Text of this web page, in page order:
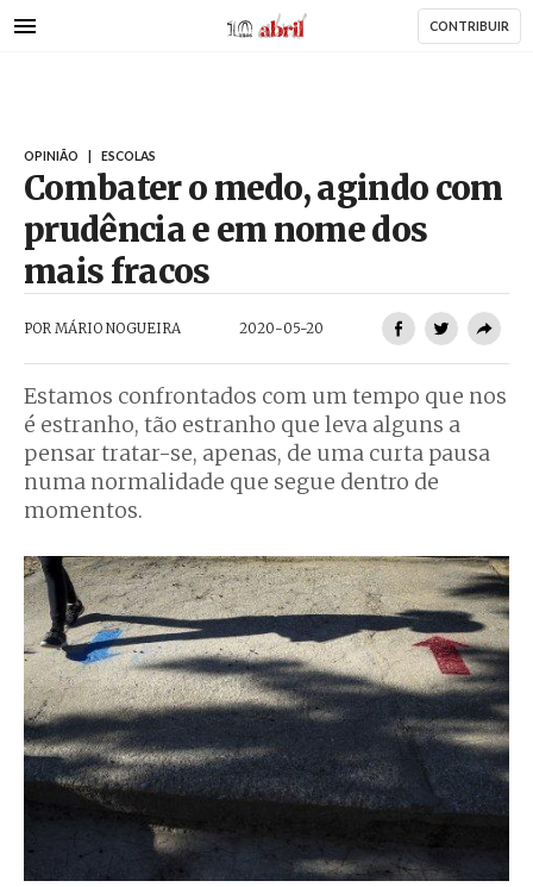
para
AbrilAbril CONTRIBUIR
OPINIÃO ESCOLAS
Combater o medo, agindo com
prudência e em nome dos
mais fracos
POR MÁRIO NOGUEIRA 2020-05-20
Estamos confrontados com um tempo que nos
é estranho, tão estranho que leva alguns a
pensar tratar-se, apenas, de uma curta pausa
numa normalidade que segue dentro de
momentos.